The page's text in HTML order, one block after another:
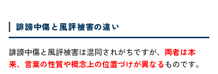
誹謗中傷と風評被害の違い
誹謗中傷と風評被害は混同されがちですが、 両者は本
来、言葉の性質や概念上の位置づけが異なるものです。